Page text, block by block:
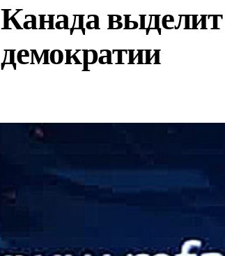
Канада
демократии